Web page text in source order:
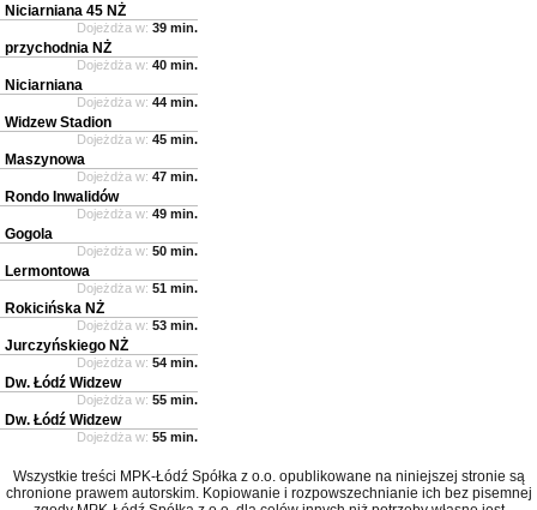
Niciarniana 45 NŻ
Dojeżdża w: 39 min.
przychodnia NŻ
Dojeżdża w: 40 min.
Niciarniana
Dojeżdża w: 44 min.
Widzew Stadion
Dojeżdża w: 45 min.
Maszynowa
Dojeżdża w: 47 min.
Rondo Inwalidów
Dojeżdża w: 49 min.
Gogola
Dojeżdża w: 50 min.
Lermontowa
Dojeżdża w: 51 min.
Rokicińska NŻ
Dojeżdża w: 53 min.
Jurczyńskiego NŻ
Dojeżdża w: 54 min.
Dw. Łódź Widzew
Dojeżdża w: 55 min.
Dw. Łódź Widzew
Dojeżdża w: 55 min.
Wszystkie treści MPK-Łódź Spółka z o.o. opublikowane na niniejszej stronie są
chronione prawem autorskim. Kopiowanie i rozpowszechnianie ich bez pisemnej